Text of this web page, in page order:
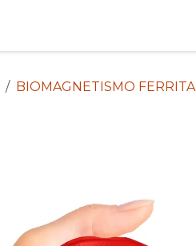
BIOMAGNETISMO FERRITA